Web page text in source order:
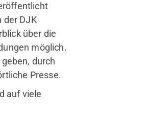
der DJK
über die
möglich.
durch
Presse.
auf viele